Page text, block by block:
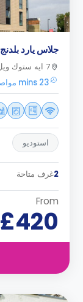
جلاس يارد بلدنج
7 ايه ستوك ويل جرين , لندن
23 mins مواصلات عامه الى وسط لندن
استوديو
2غرف متاحة
From
£420